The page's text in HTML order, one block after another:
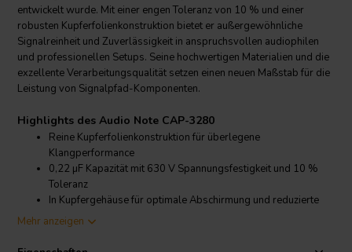
entwickelt wurde. Mit einer engen Toleranz von 10 % und einer
robusten Kupferfolienkonstruktion bietet er außergewöhnliche
Signalreinheit und Zuverlässigkeit in anspruchsvollen audiophilen
und professionellen Setups. Seine hochwertigen Materialien und die
exzellente Verarbeitungsqualität setzen einen neuen Maßstab für die
Leistung von Signalpfad-Komponenten.
Highlights des Audio Note CAP-3280
Reine Kupferfolienkonstruktion für überlegene
Klangperformance
0,22 µF Kapazität mit 630 V Spannungsfestigkeit und 10 %
Toleranz
In Kupfergehäuse für optimale Abschirmung und reduzierte
Störungen
Ideal für Single-Ended-Triodenverstärker und High-Fidelity-
Audioschaltungen
Mehr anzeigen